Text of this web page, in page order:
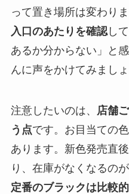
って置き場所は変わりま
入口のあたりを確認し
あるか分からない」と
んに声をかけてみましょ
注意したいのは、
店舗
う点です。お目当ての
あります。新色発売直
り、在庫がなくなるの
定番のブラックは比較